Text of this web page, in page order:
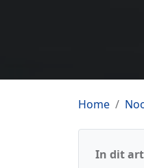
Home
In dit